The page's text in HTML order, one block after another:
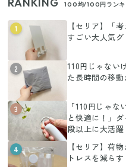
100均/100円ランキ
1
【セリア】「
すごい大人気グ
2
110円じゃない
た長時間の移
3
「110円じゃ
と快適に！」
段以上に大活躍
4
【セリア】荷
トレスを減ら